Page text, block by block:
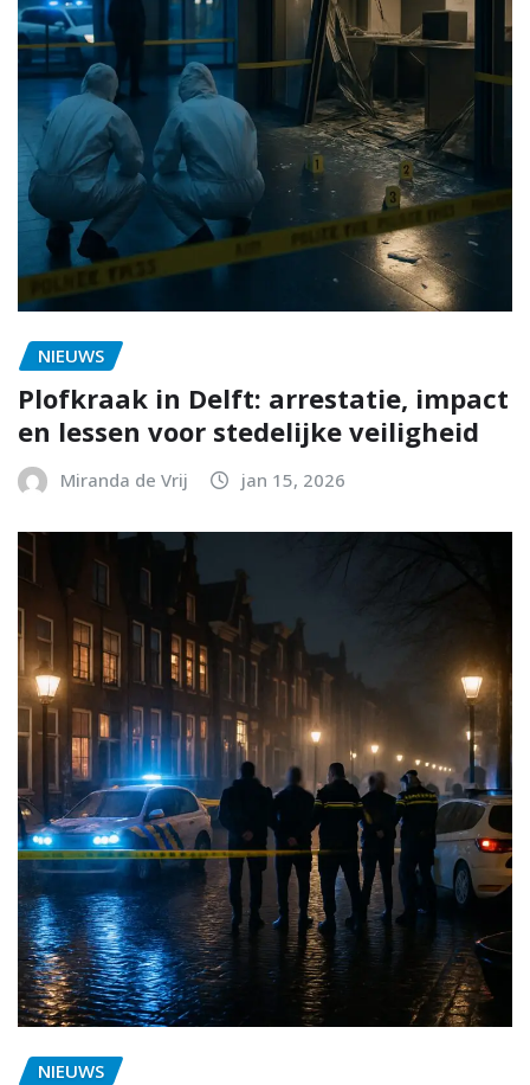
NIEUWS
Plofkraak in Delft: arrestatie, impact
en lessen voor stedelijke veiligheid
Miranda de Vrij jan 15, 2026
NIEUWS